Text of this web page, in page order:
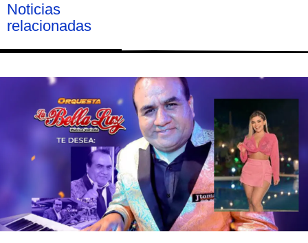
Noticias
relacionadas
PáginaPágina
Página
Página
Página